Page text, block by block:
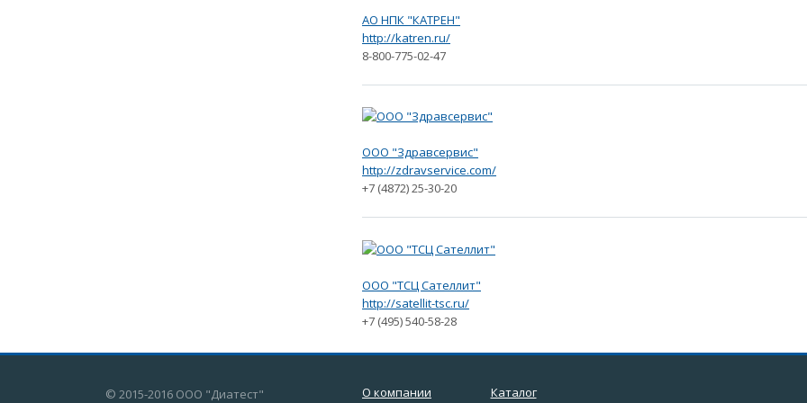
АО НПК "КАТРЕН"
http://katren.ru/
8-800-775-02-47
ООО "Здравсервис"
http://zdravservice.com/
+7 (4872) 25-30-20
ООО "ТСЦ Сателлит"
http://satellit-tsc.ru/
+7 (495) 540-58-28
© 2015-2016 ООО "Диатест"
О компании Каталог